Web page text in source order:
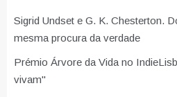
Sigrid Undset e G. K. Chesterton.
mesma procura da verdade
Prémio Árvore da Vida no
vivam"